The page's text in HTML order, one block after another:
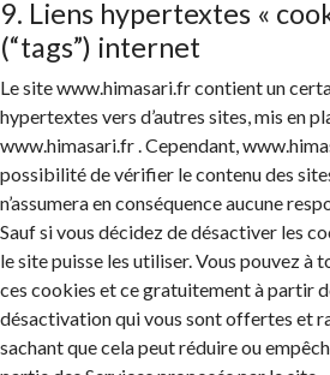
9. Liens hypertextes «
(“tags”) internet
Le site www.himasari.fr contient un
hypertextes vers d’autres sites, mis en
www.himasari.fr . Cependant,
possibilité de vérifier le contenu des
n’assumera en conséquence aucune
Sauf si vous décidez de désactiver les
le site puisse les utiliser. Vous pouvez à
ces cookies et ce gratuitement à partir
désactivation qui vous sont offertes et
sachant que cela peut réduire ou